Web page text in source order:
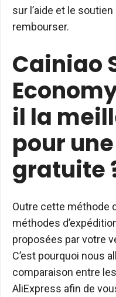
sur l’aide et le
rembourser.
Cainiao
il la
pour
gratuite
Outre cette méthode
méthodes
proposées par votre
C’est pourquoi nous
comparaison entre
AliExpress afin de